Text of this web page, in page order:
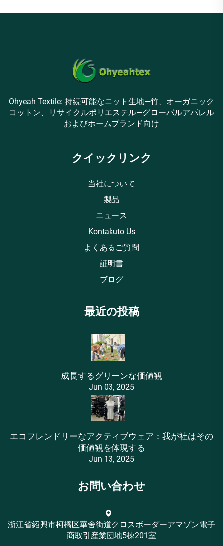
Ohyeah Textile: 持続可能なニット生地—竹、オーガニック
コットン、リサイクルポリエステル—グローバルアパレル
およびホームブランド向け
クイックリンク
当社について
製品
ニュース
Kontakuto Us
よくあるご質問
証明書
ブログ
最近の投稿
成長するグリーンな価値観
Jun 03, 2025
エコフレンドリーなアクティブウェア：我が社はその
価値観を体現する
Jun 13, 2025
お問い合わせ
浙江省紹興市柯橋区華舍街道クロスボーダーアマゾン電子
商取引産業団地5棟201室